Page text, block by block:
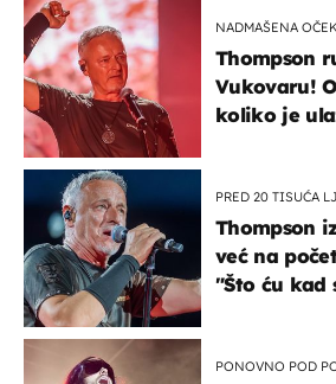
NADMAŠENA
Thompson
Vukovaru!
koliko je
PRED 20 TISUĆA
Thompson
već na
"Što ću kad
PONOVNO POD